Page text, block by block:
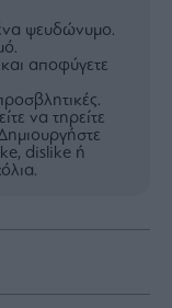
ψευδώνυμο.
αποφύγετε
να τηρείτε
dislike ή